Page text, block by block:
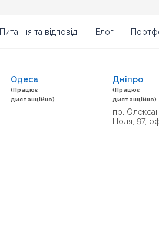
Питання та відповіді Блог
Одеса
(Працює
дистанційно)
Дніпро
(Працює
дистанційно)
пр.
Поля, 97,